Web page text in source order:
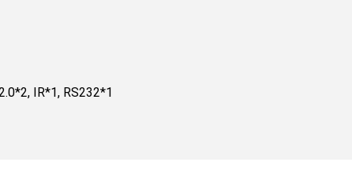
IR*1, RS232*1